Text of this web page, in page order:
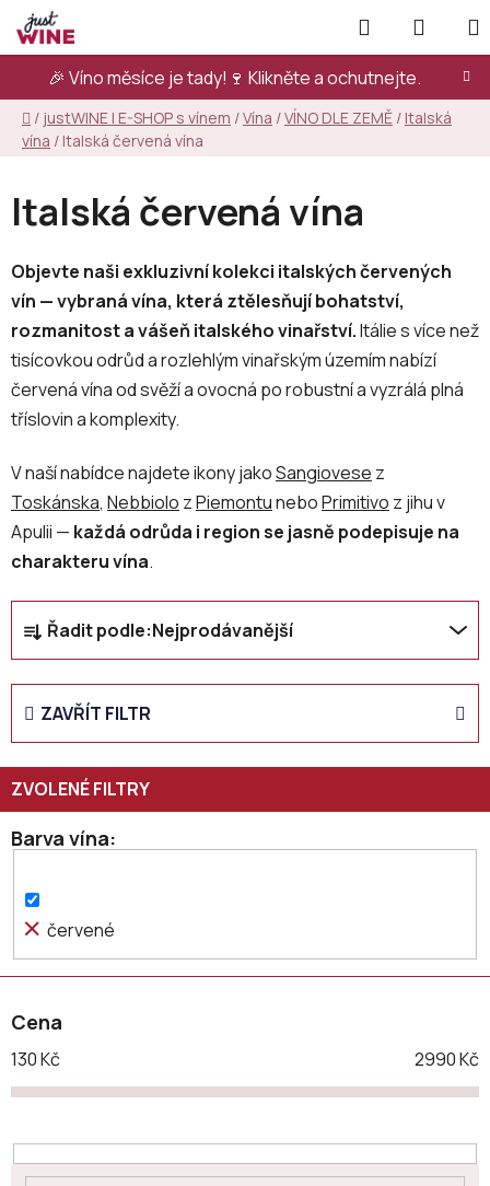
Přejít
na
obsah
🎉 Víno měsíce je tady!🍷 Klikněte a ochutnejte.
Hledat
KOŠÍK
Domů
/ justWINE | E-SHOP s vínem /Vína /VÍNO DLE ZEMĚ / Italská
vína / Italská červená vína
Italská červená vína
Objevte naši exkluzivní kolekci italských červených
vín — vybraná vína, která ztělesňují bohatství,
rozmanitost a vášeň italského vinařství.Itálie s více než
tisícovkou odrůd a rozlehlým vinařským územím nabízí
červená vína od svěží a ovocná po robustní a vyzrálá plná
tříslovin a komplexity.
V naší nabídce najdete ikony jakoSangiovese z
Toskánska, ­ Nebbiolo zPiemontuneboPrimitivo z jihu v
Apulii — každá odrůda i region se jasně podepisuje na
charakteru vína.
Ř
a
z
n
p
r
o
u
t
ů
Řadit podle:Nejprodávanější
ZAVŘÍT FILTR
Barva vína
červené
Cena
130Kč 2990Kč